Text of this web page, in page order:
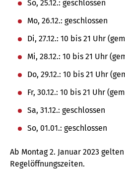
So, 25.12.: geschlossen
Mo, 26.12.: geschlossen
Di, 27.12.: 10 bis 21 Uhr
Mi, 28.12.: 10 bis 21 Uhr
Do, 29.12.: 10 bis 21 Uhr
Fr, 30.12.: 10 bis 21 Uhr
Sa, 31.12.: geschlossen
So, 01.01.: geschlossen
Ab Montag 2. Januar 2023
Regelöffnungszeiten.